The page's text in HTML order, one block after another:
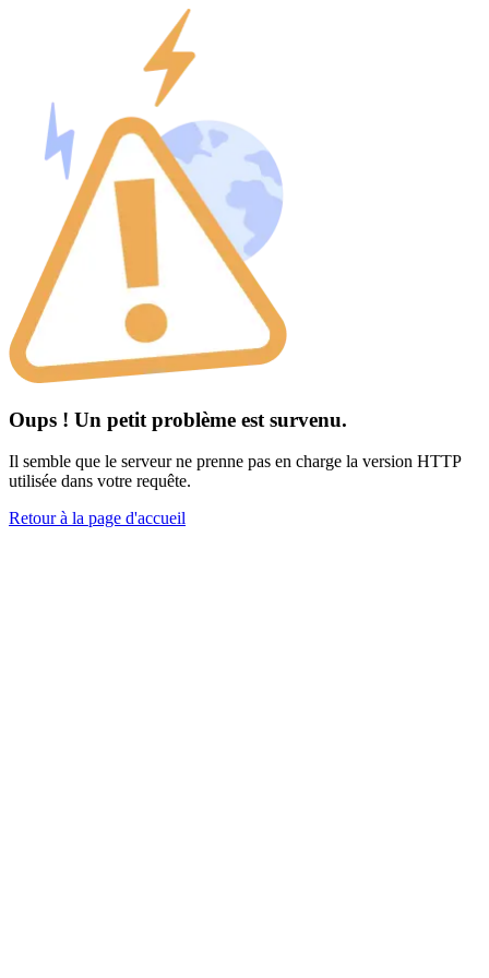
Oups ! Un petit problème est survenu.
Il semble que le serveur ne prenne pas en charge la version HTTP
utilisée dans votre requête.
Retour à la page d'accueil